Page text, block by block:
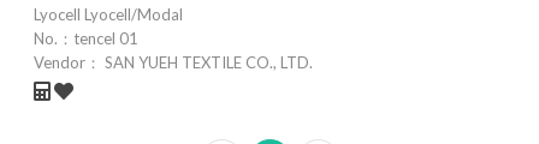
Lyocell Lyocell/Modal
No.： tencel 01
Vendor： SAN YUEH TEXTILE CO., LTD.